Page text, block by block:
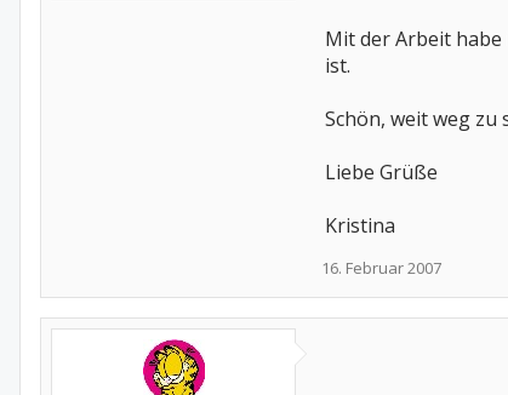
Mit der Arbeit habe
ist.
Schön, weit weg
Liebe Grüße
Kristina
16. Februar 2007